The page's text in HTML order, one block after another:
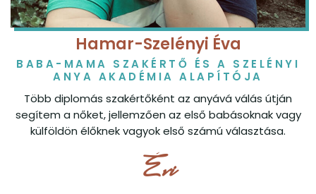
Hamar-Szelényi Éva
BABA-MAMA SZAKÉRTŐ ÉS A SZELÉNYI
ANYA AKADÉMIA ALAPÍTÓJA
Több diplomás szakértőként az anyává válás útján
segítem a nőket, jellemzően az első babásoknak vagy
külföldön élőknek vagyok első számú választása.
Évi